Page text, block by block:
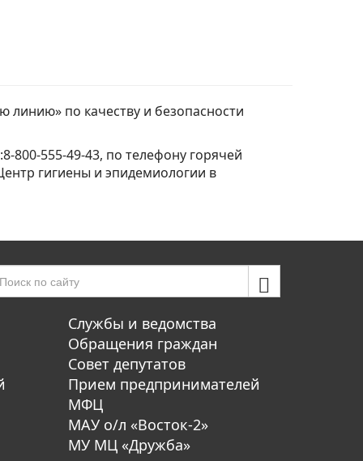
линию» по качеству и безопасности
800-555-49-43, по телефону горячей
гигиены и эпидемиологии в
Службы и ведомства
Обращения граждан
Совет депутатов
Прием предпринимателей
МФЦ
МАУ о/л «Восток-2»
МУ МЦ «Дружба»